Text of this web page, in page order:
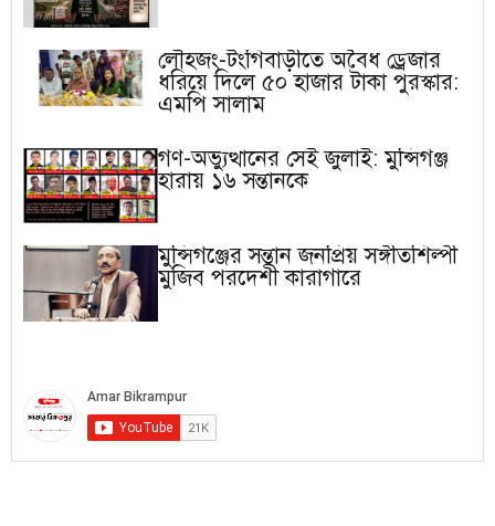
লৌহজং-টংগিবাড়ীতে অবৈধ ড্রেজার
ধরিয়ে দিলে ৫০ হাজার টাকা পুরস্কার:
এমপি সালাম
গণ-অভ্যুত্থানের সেই জুলাই: মুন্সিগঞ্জ
হারায় ১৬ সন্তানকে
মুন্সিগঞ্জের সন্তান জনপ্রিয় সঙ্গীতশিল্পী
মুজিব পরদেশী কারাগারে